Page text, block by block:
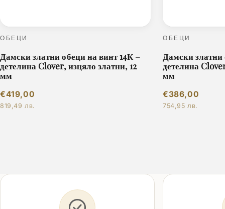
ОБЕЦИ
Дамски златни обеци на винт 14К –
детелина Clover, изцяло златни, 12
мм
€419,00
819,49 лв.
ОБЕЦИ
Дамски златни
детелина
мм
€386,00
754,95 лв.